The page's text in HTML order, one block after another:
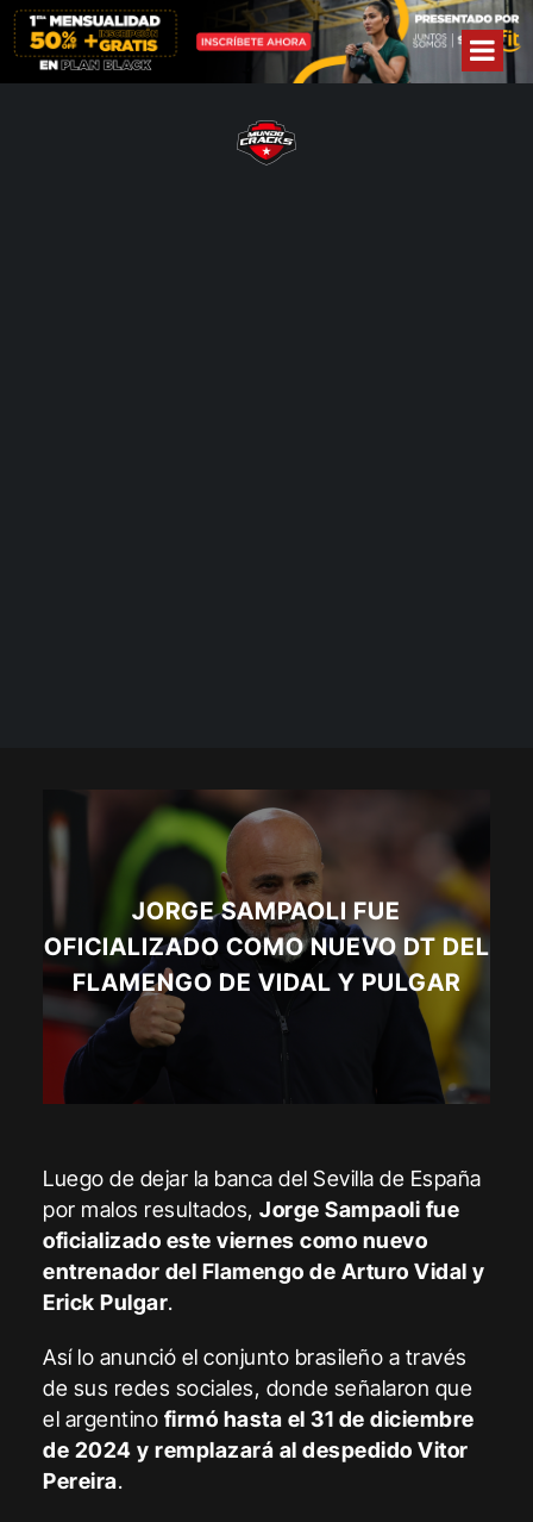
JORGE SAMPAOLI FUE
OFICIALIZADO COMO NUEVO DT DEL
FLAMENGO DE VIDAL Y PULGAR
Luego de dejar la banca del Sevilla de España
por malos resultados,Jorge Sampaoli fue
oficializado este viernes como nuevo
entrenador del Flamengo de Arturo Vidal y
Erick Pulgar.
Así lo anunció el conjunto brasileño a través
de sus redes sociales, donde señalaron que
el argentino firmó hasta el 31 de diciembre
de 2024 y remplazará al despedido Vitor
Pereira.